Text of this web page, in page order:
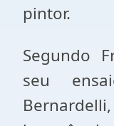
pintor.
Segundo
seu